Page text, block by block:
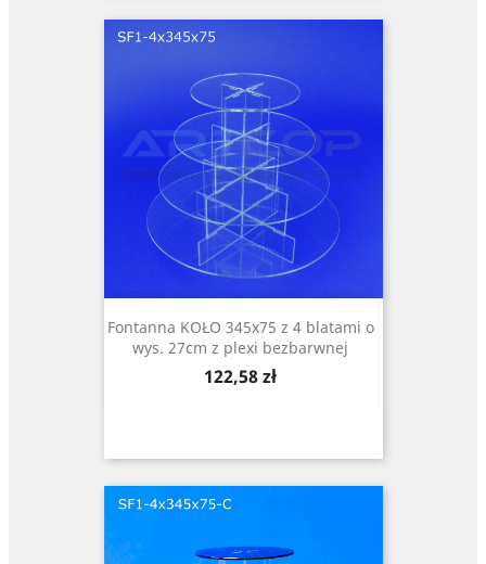
Fontanna KOŁO 345x75 z 4 blatami o
wys. 27cm z plexi bezbarwnej
Cena
122,58 zł